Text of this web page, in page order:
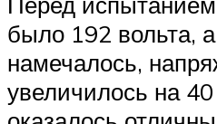
было 192 вольта,
намечалось,
увеличилось на